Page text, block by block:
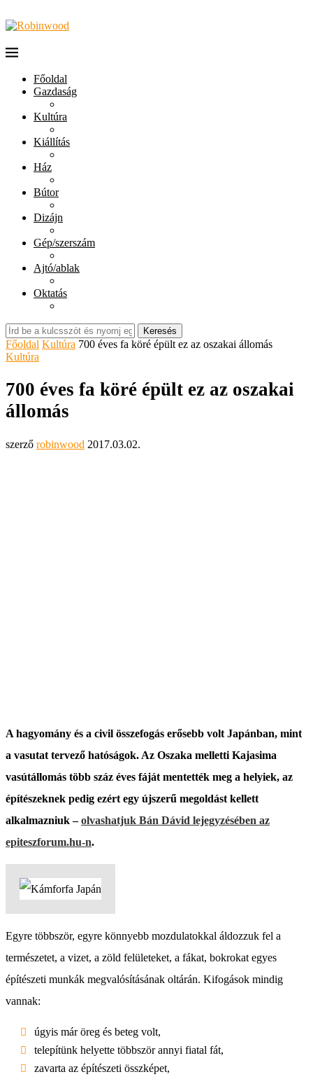
Főoldal
Gazdaság
Kultúra
Kiállítás
Ház
Bútor
Dizájn
Gép/szerszám
Ajtó/ablak
Oktatás
Keresés
Főoldal Kultúra 700 éves fa köré épült ez az oszakai állomás
Kultúra
700 éves fa köré épült ez az oszakai
állomás
szerző robinwood 2017.03.02.
A hagyomány és a civil összefogás erősebb volt Japánban, mint
a vasutat tervező hatóságok. Az Oszaka melletti Kajasima
vasútállomás több száz éves fáját mentették meg a helyiek, az
építészeknek pedig ezért egy újszerű megoldást kellett
alkalmazniuk –olvashatjuk Bán Dávid lejegyzésében az
epiteszforum.hu-n.
Egyre többször, egyre könnyebb mozdulatokkal áldozzuk fel a
természetet, a vizet, a zöld felületeket, a fákat, bokrokat egyes
építészeti munkák megvalósításának oltárán. Kifogások mindig
vannak:
úgyis már öreg és beteg volt,
telepítünk helyette többször annyi fiatal fát,
zavarta az építészeti összképet,